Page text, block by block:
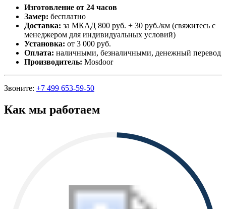
Изготовление от 24 часов
Замер: бесплатно
Доставка: за МКАД 800 руб. + 30 руб./км (свяжитесь с
менеджером для индивидуальных условий)
Установка: от 3 000 руб.
Оплата: наличными, безналичными, денежный перевод
Производитель: Mosdoor
Звоните: +7 499 653-59-50
Как мы работаем